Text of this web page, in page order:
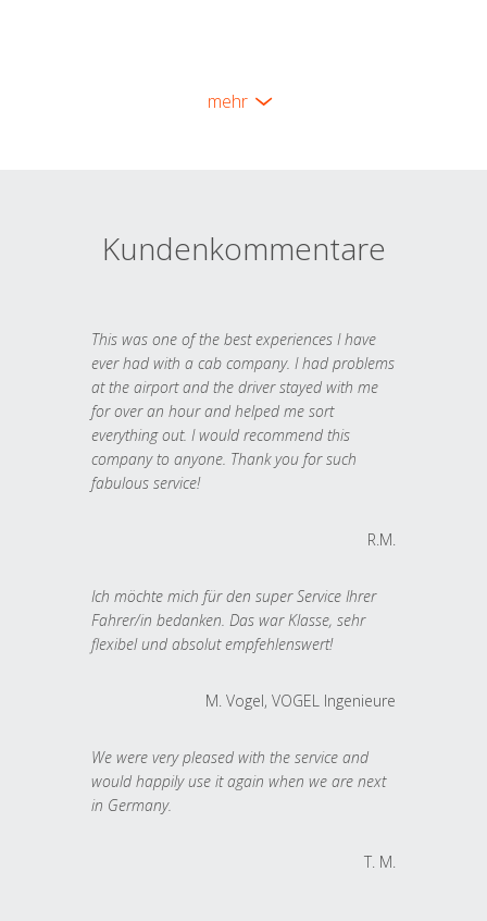
mehr
Kundenkommentare
This was one of the best experiences I have
ever had with a cab company. I had problems
at the airport and the driver stayed with me
for over an hour and helped me sort
everything out. I would recommend this
company to anyone. Thank you for such
fabulous service!
R.M.
Ich möchte mich für den super Service Ihrer
Fahrer/in bedanken. Das war Klasse, sehr
flexibel und absolut empfehlenswert!
M. Vogel, VOGEL Ingenieure
We were very pleased with the service and
would happily use it again when we are next
in Germany.
T. M.